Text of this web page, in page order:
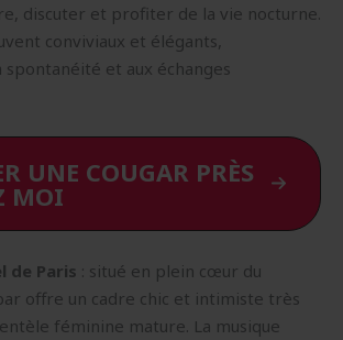
discuter et profiter de la vie nocturne.
conviviaux et élégants,
spontanéité et aux échanges
UNE COUGAR PRÈS
MOI
de Paris : situé en plein cœur du
offre un cadre chic et intimiste très
féminine mature. La musique